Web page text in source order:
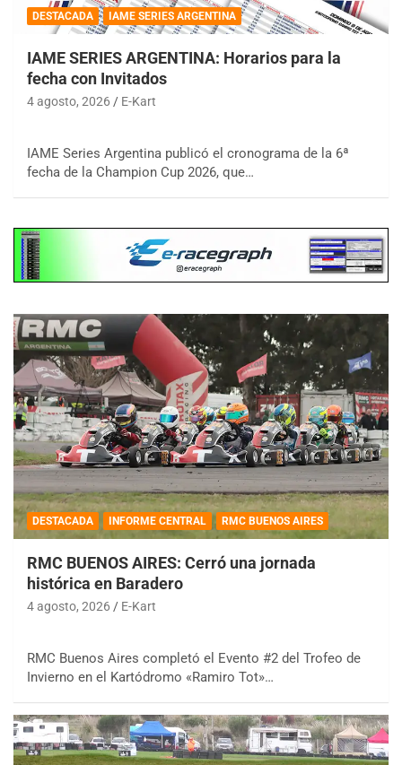
DESTACADA IAME SERIES ARGENTINA
IAME SERIES ARGENTINA: Horarios para la
fecha con Invitados
4 agosto, 2026 E-Kart
IAME Series Argentina publicó el cronograma de la 6ª
fecha de la Champion Cup 2026, que…
DESTACADA INFORME CENTRAL RMC BUENOS AIRES
RMC BUENOS AIRES: Cerró una jornada
histórica en Baradero
4 agosto, 2026 E-Kart
RMC Buenos Aires completó el Evento #2 del Trofeo de
Invierno en el Kartódromo «Ramiro Tot»…